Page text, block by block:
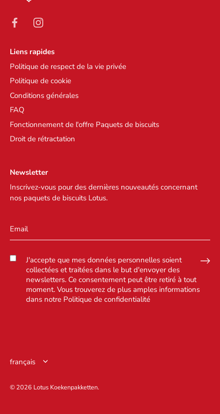
Liens rapides
Politique de respect de la vie privée
Politique de cookie
Conditions générales
FAQ
Fonctionnement de l'offre Paquets de biscuits
Droit de rétractation
Newsletter
Inscrivez-vous pour des dernières nouveautés concernant
nos paquets de biscuits Lotus.
J'accepte que mes données personnelles soient
collectées et traitées dans le but d'envoyer des
newsletters. Ce consentement peut être retiré à tout
moment. Vous trouverez de plus amples informations
dans notre Politique de confidentialité
Langue
français
© 2026 Lotus Koekenpakketten.